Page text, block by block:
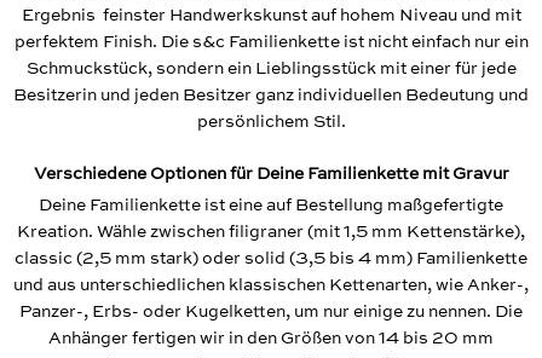
Ergebnis feinster Handwerkskunst auf hohem Niveau und mit
perfektem Finish. Die s&c Familienkette ist nicht einfach nur ein
Schmuckstück, sondern ein Lieblingsstück mit einer für jede
Besitzerin und jeden Besitzer ganz individuellen Bedeutung und
persönlichem Stil.
Verschiedene Optionen für Deine Familienkette mit Gravur
Deine Familienkette ist eine auf Bestellung maßgefertigte
Kreation. Wähle zwischen filigraner (mit 1,5 mm Kettenstärke),
classic (2,5 mm stark) oder solid (3,5 bis 4 mm) Familienkette
und aus unterschiedlichen klassischen Kettenarten, wie Anker-,
Panzer-, Erbs- oder Kugelketten, um nur einige zu nennen. Die
Anhänger fertigen wir in den Größen von 14 bis 20 mm